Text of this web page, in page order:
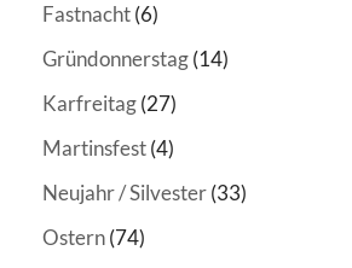
Fastnacht(6)
Gründonnerstag(14)
Karfreitag(27)
Martinsfest(4)
Neujahr / Silvester(33)
Ostern(74)